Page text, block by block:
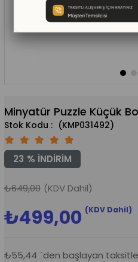
Minyatür Puzzle Küçük
(KMP031492)
%
23 İNDIRIM
₺649,00 (KDV Dahil)
₺499,00 (KDV Dahil)
₺55,44 `den başlayan